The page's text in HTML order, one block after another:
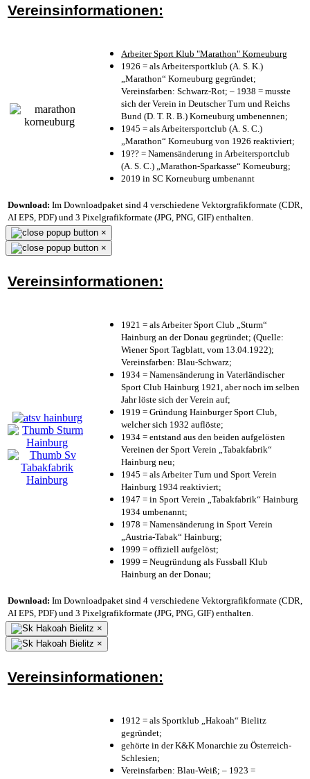
Vereinsinformationen:
Arbeiter Sport Klub "Marathon" Korneuburg
1926 = als Arbeitersportklub (A. S. K.)
„Marathon“ Korneuburg gegründet;
Vereinsfarben: Schwarz-Rot; – 1938 = musste
sich der Verein in Deutscher Turn und Reichs
Bund (D. T. R. B.) Korneuburg umbenennen;
1945 = als Arbeitersportclub (A. S. C.)
„Marathon“ Korneuburg von 1926 reaktiviert;
19?? = Namensänderung in Arbeitersportclub
(A. S. C.) „Marathon-Sparkasse“ Korneuburg;
2019 in SC Korneuburg umbenannt
Download: Im Downloadpaket sind 4 verschiedene Vektorgrafikformate (CDR,
AI EPS, PDF) und 3 Pixelgrafikformate (JPG, PNG, GIF) enthalten.
×
×
Vereinsinformationen:
1921 = als Arbeiter Sport Club „Sturm“
Hainburg an der Donau gegründet; (Quelle:
Wiener Sport Tagblatt, vom 13.04.1922);
Vereinsfarben: Blau-Schwarz;
1934 = Namensänderung in Vaterländischer
Sport Club Hainburg 1921, aber noch im selben
Jahr löste sich der Verein auf;
1919 = Gründung Hainburger Sport Club,
welcher sich 1932 auflöste;
1934 = entstand aus den beiden aufgelösten
Vereinen der Sport Verein „Tabakfabrik“
Hainburg neu;
1945 = als Arbeiter Turn und Sport Verein
Hainburg 1934 reaktiviert;
1947 = in Sport Verein „Tabakfabrik“ Hainburg
1934 umbenannt;
1978 = Namensänderung in Sport Verein
„Austria-Tabak“ Hainburg;
1999 = offiziell aufgelöst;
1999 = Neugründung als Fussball Klub
Hainburg an der Donau;
Download: Im Downloadpaket sind 4 verschiedene Vektorgrafikformate (CDR,
AI EPS, PDF) und 3 Pixelgrafikformate (JPG, PNG, GIF) enthalten.
×
×
Vereinsinformationen:
1912 = als Sportklub „Hakoah“ Bielitz
gegründet;
gehörte in der K&K Monarchie zu Österreich-
Schlesien;
Vereinsfarben: Blau-Weiß; – 1923 =